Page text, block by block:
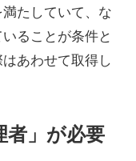
たしていて、な
ることが条件と
あわせて取得し
者」が必要